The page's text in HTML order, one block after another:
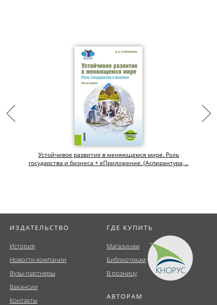
Устойчивое развитие в меняющемся мире. Роль
государства и бизнеса + еПриложение. (Аспирантура,...
ИЗДАТЕЛЬСТВО
История
Новости компании
Вузы-партнеры
Вакансии
Контакты
ГДЕ КУПИТЬ
Магазинам
Библиотекам
В розницу
АВТОРАМ